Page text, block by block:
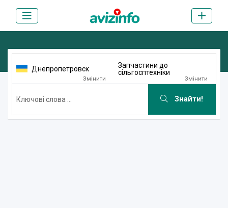
Днепропетровск
Змінити
Запчастини до
сільгосптехніки
Змінити
Знайти!